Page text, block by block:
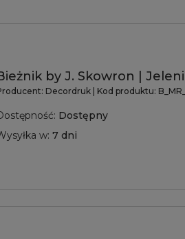
by J. Skowron |
Decordruk | Kod produktu:
Dostępny
w: 7 dni